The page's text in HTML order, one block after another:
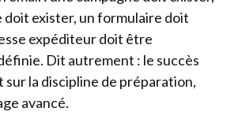
doit exister, un formulaire doit
expéditeur doit être
Dit autrement : le succès
sur la discipline de préparation,
avancé.